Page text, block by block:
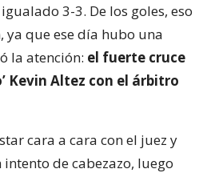
3-3. De los goles, eso
ya que ese día hubo una
la atención: el fuerte cruce
Kevin Altez con el árbitro
cara a cara con el juez y
de cabezazo, luego